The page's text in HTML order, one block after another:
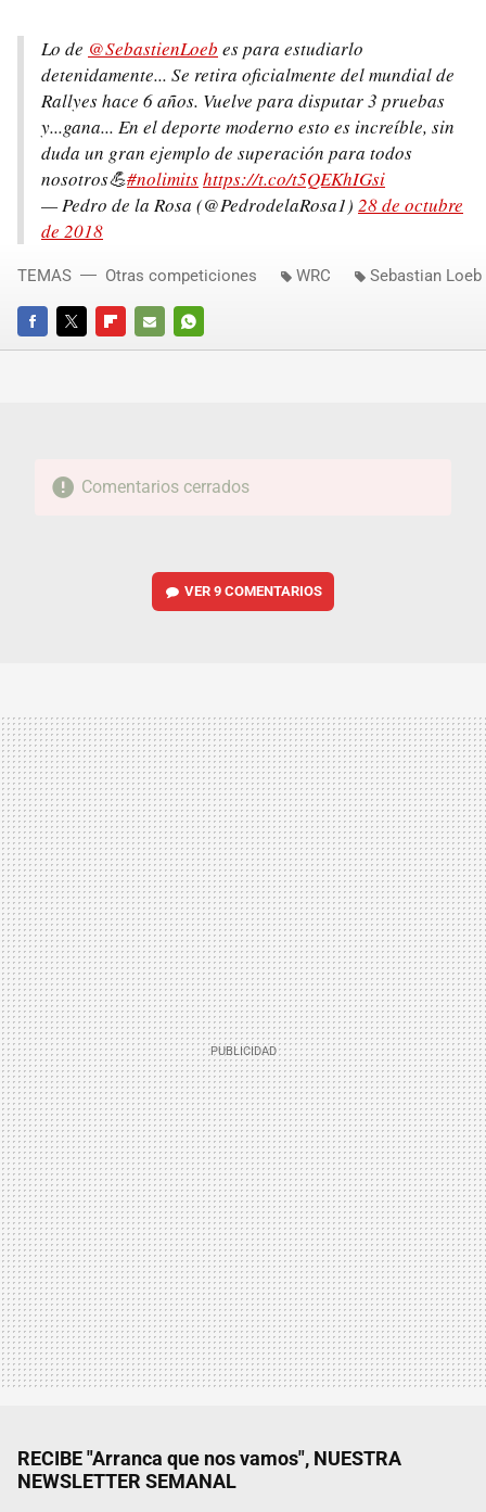
Lo de @SebastienLoeb es para estudiarlo
detenidamente... Se retira oficialmente del mundial de
Rallyes hace 6 años. Vuelve para disputar 3 pruebas
y...gana... En el deporte moderno esto es increíble, sin
duda un gran ejemplo de superación para todos
nosotros💪#nolimitshttps://t.co/t5QEKhIGsi
— Pedro de la Rosa (@PedrodelaRosa1) 28 de octubre
de 2018
FACEBOOKTWITTERFLIPBOARD
E-
WHATSAPP
TEMAS Otras competiciones WRC Sebastian Loeb
Comentarios cerrados
VER9 COMENTARIOS
RECIBE "Arranca que nos vamos", NUESTRA
NEWSLETTER SEMANAL